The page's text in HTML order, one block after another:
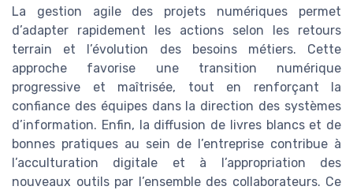
La gestion agile des projets numériques permet
d’adapter rapidement les actions selon les retours
terrain et l’évolution des besoins métiers. Cette
approche favorise une transition numérique
progressive et maîtrisée, tout en renforçant la
confiance des équipes dans la direction des systèmes
d’information. Enfin, la diffusion de livres blancs et de
bonnes pratiques au sein de l’entreprise contribue à
l’acculturation digitale et à l’appropriation des
nouveaux outils par l’ensemble des collaborateurs. Ce